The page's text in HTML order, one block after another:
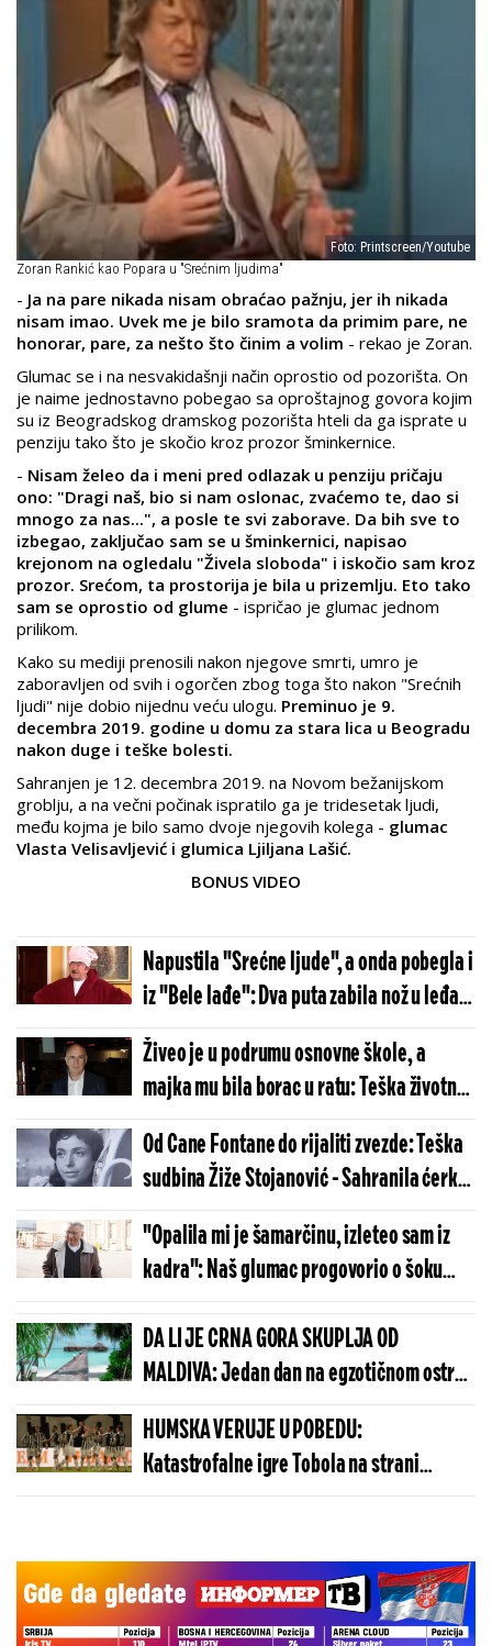
Foto: Printscreen/Youtube
Zoran Rankić kao Popara u "Srećnim ljudima"
- Ja na pare nikada nisam obraćao pažnju, jer ih nikada
nisam imao. Uvek me je bilo sramota da primim pare, ne
honorar, pare, za nešto što činim a volim - rekao je Zoran.
Glumac se i na nesvakidašnji način oprostio od pozorišta. On
je naime jednostavno pobegao sa oproštajnog govora kojim
su iz Beogradskog dramskog pozorišta hteli da ga isprate u
penziju tako što je skočio kroz prozor šminkernice.
- Nisam želeo da i meni pred odlazak u penziju pričaju
ono: "Dragi naš, bio si nam oslonac, zvaćemo te, dao si
mnogo za nas...", a posle te svi zaborave. Da bih sve to
izbegao, zaključao sam se u šminkernici, napisao
krejonom na ogledalu "Živela sloboda" i iskočio sam kroz
prozor. Srećom, ta prostorija je bila u prizemlju. Eto tako
sam se oprostio od glume - ispričao je glumac jednom
prilikom.
Kako su mediji prenosili nakon njegove smrti, umro je
zaboravljen od svih i ogorčen zbog toga što nakon "Srećnih
ljudi" nije dobio nijednu veću ulogu. Preminuo je 9.
decembra 2019. godine u domu za stara lica u Beogradu
nakon duge i teške bolesti.
Sahranjen je 12. decembra 2019. na Novom bežanijskom
groblju, a na večni počinak ispratilo ga je tridesetak ljudi,
među kojma je bilo samo dvoje njegovih kolega - glumac
Vlasta Velisavljević i glumica Ljiljana Lašić.
BONUS VIDEO
Napustila "Srećne ljude", a onda pobegla i
iz "Bele lađe": Dva puta zabila nož u leđa
Siniši Paviću
Živeo je u podrumu osnovne škole, a
majka mu bila borac u ratu: Teška životna
priča Buleta Goncića
Od Cane Fontane do rijaliti zvezde: Teška
sudbina Žiže Stojanović - Sahranila ćerku,
išla ulicom gola i bosa
"Opalila mi je šamarčinu, izleteo sam iz
kadra": Naš glumac progovorio o šoku
koji je doživeo na snimanju "Srećnih ljudi"
DA LI JE CRNA GORA SKUPLJA OD
MALDIVA: Jedan dan na egzotičnom ostrvu
može da košta manje nego u Budvi
HUMSKA VERUJE U POBEDU:
Katastrofalne igre Tobola na strani
ulivaju samopouzdanje Partizanu